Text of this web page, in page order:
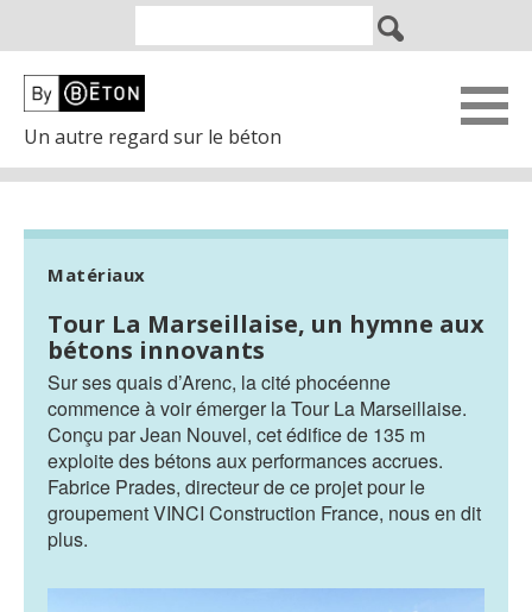
Un autre regard sur le béton
Matériaux
Tour La Marseillaise, un hymne aux
bétons innovants
Sur ses quais d’Arenc, la cité phocéenne
commence à voir émerger la Tour La Marseillaise.
Conçu par Jean Nouvel, cet édifice de 135 m
exploite des bétons aux performances accrues.
Fabrice Prades, directeur de ce projet pour le
groupement VINCI Construction France, nous en dit
plus.